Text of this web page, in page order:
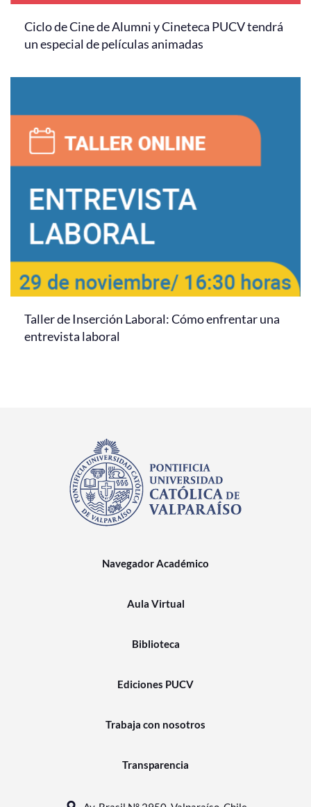
Ciclo de Cine de Alumni y Cineteca PUCV tendrá
un especial de películas animadas
Taller de Inserción Laboral: Cómo enfrentar una
entrevista laboral
Navegador Académico
Aula Virtual
Biblioteca
Ediciones PUCV
Trabaja con nosotros
Transparencia